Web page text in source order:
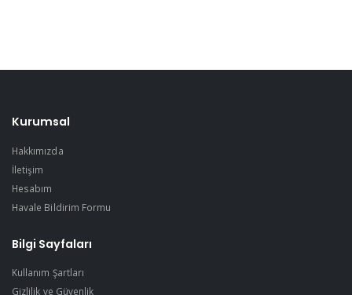
Kurumsal
Hakkımızda
İletişim
Hesabım
Havale Bildirim Formu
Bilgi Sayfaları
Kullanım Şartları
Gizlilik ve Güvenlik